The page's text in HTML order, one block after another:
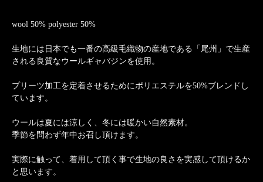
wool 50% polyester 50%
生地には日本でも一番の高級毛織物の産地である「尾州」で生産
される良質なウールギャバジンを使用。
プリーツ加工を定着させるためにポリエステルを50%ブレンドし
ています。
ウールは夏には涼しく、冬には暖かい自然素材。
季節を問わず年中お召し頂けます。
実際に触って、着用して頂く事で生地の良さを実感して頂けるか
と思います。